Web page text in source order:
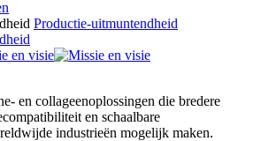
Productie-uitmuntendheid
en visie
en collageenoplossingen die bredere
en schaalbare
industrieën mogelijk maken.